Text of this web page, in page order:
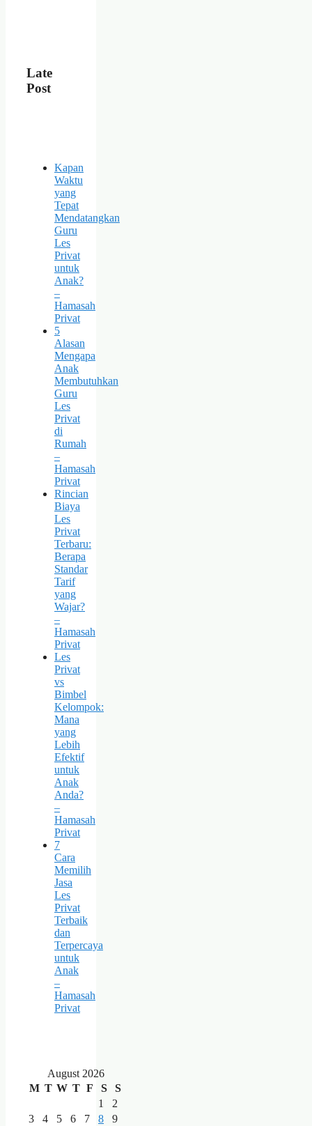
Late
Post
Kapan
Waktu
yang
Tepat
Mendatangkan
Guru
Les
Privat
untuk
Anak?
–
Hamasah
Privat
5
Alasan
Mengapa
Anak
Membutuhkan
Guru
Les
Privat
di
Rumah
–
Hamasah
Privat
Rincian
Biaya
Les
Privat
Terbaru:
Berapa
Standar
Tarif
yang
Wajar?
–
Hamasah
Privat
Les
Privat
vs
Bimbel
Kelompok:
Mana
yang
Lebih
Efektif
untuk
Anak
Anda?
–
Hamasah
Privat
7
Cara
Memilih
Jasa
Les
Privat
Terbaik
dan
Terpercaya
untuk
Anak
–
Hamasah
Privat
August 2026
M T W T F S
S
1
2
3
4 5 6 7 8
9